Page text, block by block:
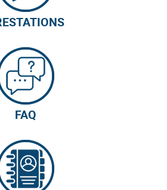
FAQ